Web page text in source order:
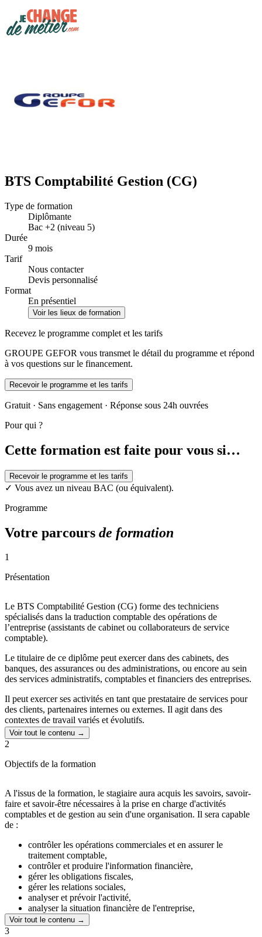
BTS Comptabilité Gestion (CG)
Type de formation
Diplômante
Bac +2 (niveau 5)
Durée
9 mois
Tarif
Nous contacter
Devis personnalisé
Format
En présentiel
Voir les lieux de formation
Recevez le programme complet et les tarifs
GROUPE GEFOR vous transmet le détail du programme et répond
à vos questions sur le financement.
Recevoir le programme et les tarifs
Gratuit · Sans engagement · Réponse sous 24h ouvrées
Pour qui ?
Cette formation est faite pour vous si…
Recevoir le programme et les tarifs
✓ Vous avez un niveau BAC (ou équivalent).
Programme
Votre parcours de formation
1
Présentation
Le BTS Comptabilité Gestion (CG) forme des techniciens
spécialisés dans la traduction comptable des opérations de
l’entreprise (assistants de cabinet ou collaborateurs de service
comptable).
Le titulaire de ce diplôme peut exercer dans des cabinets, des
banques, des assurances ou des administrations, ou encore au sein
des services administratifs, comptables et financiers des entreprises.
Il peut exercer ses activités en tant que prestataire de services pour
des clients, partenaires internes ou externes. Il agit dans des
contextes de travail variés et évolutifs.
La formation permet l’acquisition d’une bonne connaissance de
l’entreprise, le développement d’un esprit d’analyse et de synthèse et
de réflexes comptables, financiers juridiques et fiscaux.
une formation ouvrant sur un cycle long et conduisant à l’expertise
comptable. (DCG, DSCG, DPECF, DECF, DESCF
Voir tout le contenu →
2
Objectifs de la formation
A l'issus de la formation, le stagiaire aura acquis les savoirs, savoir-
faire et savoir-être nécessaires à la prise en charge d'activités
comptables et de gestion au sein d'une organisation. Il sera capable
de :
contrôler les opérations commerciales et en assurer le
traitement comptable,
contrôler et produire l'information financière,
gérer les obligations fiscales,
gérer les relations sociales,
analyser et prévoir l'activité,
analyser la situation financière de l'entreprise,
assurer la fiabilité de l'information et du système d'information
comptable.
Voir tout le contenu →
3